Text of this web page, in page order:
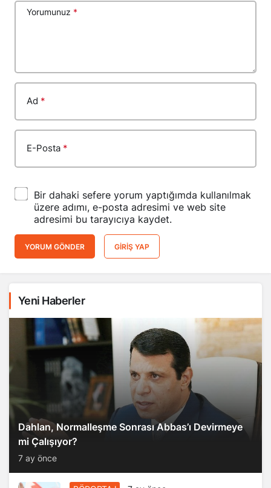
Yorumunuz *
Ad *
E-Posta *
Bir dahaki sefere yorum yaptığımda kullanılmak
üzere adımı, e-posta adresimi ve web site
adresimi bu tarayıcıya kaydet.
YORUM GÖNDER GIRIŞ YAP
Yeni Haberler
Dahlan, Normalleşme Sonrası Abbas’ı Devirmeye
mi Çalışıyor?
7 ay önce